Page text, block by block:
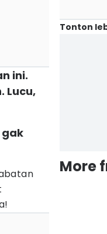
ini.
Lucu,
gak
Tonton
More